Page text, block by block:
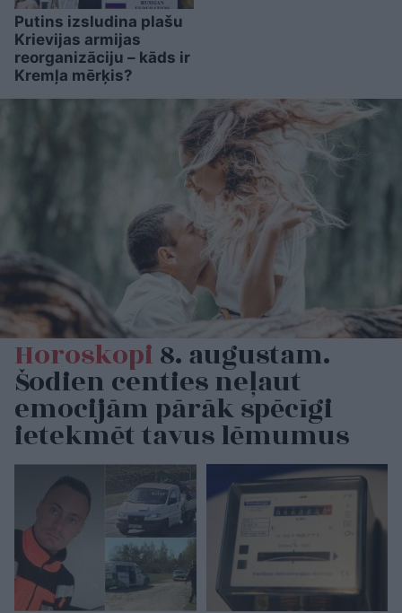
Putins izsludina plašu
Krievijas armijas
reorganizāciju – kāds ir
Kremļa mērķis?
Horoskopi8. augustam.
Šodien centies neļaut
emocijām pārāk spēcīgi
ietekmēt tavus lēmumus